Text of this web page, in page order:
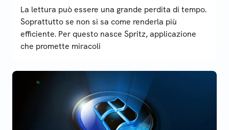
La lettura può essere una grande perdita di tempo.
Soprattutto se non si sa come renderla più
efficiente. Per questo nasce Spritz, applicazione
che promette miracoli